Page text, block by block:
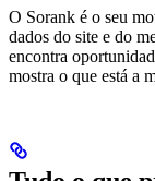
O Sorank é o seu
dados do site e do
encontra
mostra o que está a